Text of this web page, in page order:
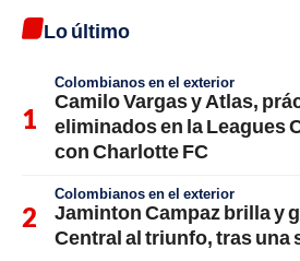
Lo último
Colombianos en el exterior
Camilo Vargas y Atlas,
eliminados en la Leagues
con Charlotte FC
Colombianos en el exterior
Jaminton Campaz brilla y
Central al triunfo, tras una